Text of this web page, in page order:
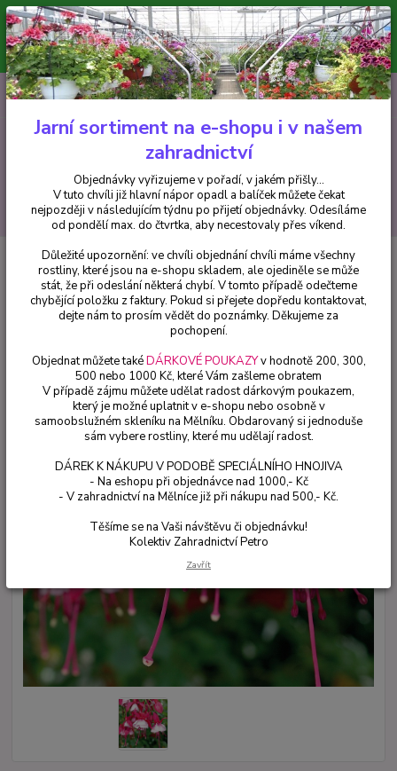
Minimální hodnota pro odeslání z e-shopu je 300 Kč.
V tuto chvíli již hlavní nápor objednávek opadl a balíček můžete čekat
nejpozději v následujícím týdnu po přijetí objednávky. Objednávky
vyřizujeme v pořadí, v jakém přišly...
CZK
Hledat
+420 602 223 614 0ks
za0 Kč
Fuchsie Roese Eslie Fuchsie - 1 ks
Roese Eslie Fuchsie - 1 ks
Jarní sortiment na e-shopu i v našem
zahradnictví
Objednávky vyřizujeme v pořadí, v jakém přišly...
V tuto chvíli již hlavní nápor opadl a balíček můžete čekat
nejpozději v následujícím týdnu po přijetí objednávky. Odesíláme
od pondělí max. do čtvrtka, aby necestovaly přes víkend.
Důležité upozornění: ve chvíli objednání chvíli máme všechny
rostliny, které jsou na e-shopu skladem, ale ojediněle se může
stát, že při odeslání některá chybí. V tomto případě odečteme
chybějící položku z faktury. Pokud si přejete dopředu kontaktovat,
dejte nám to prosím vědět do poznámky. Děkujeme za
pochopení.
Objednat můžete takéDÁRKOVÉ POUKAZYv hodnotě 200, 300,
500 nebo 1000 Kč, které Vám zašleme obratem
V případě zájmu můžete udělat radost dárkovým poukazem,
který je možné uplatnit v e-shopu nebo osobně v
samoobslužném skleníku na Mělníku. Obdarovaný si jednoduše
sám vybere rostliny, které mu udělají radost.
DÁREK K NÁKUPU V PODOBĚ SPECIÁLNÍHO HNOJIVA
- Na eshopu při objednávce nad 1000,- Kč
- V zahradnictví na Mělníce již při nákupu nad 500,- Kč.
Těšíme se na Vaši návštěvu či objednávku!
Kolektiv Zahradnictví Petro
Zavřít